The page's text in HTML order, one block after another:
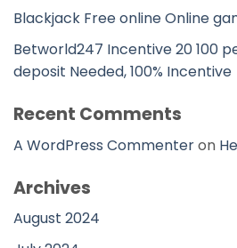
Blackjack Free online Online
Betworld247 Incentive 20 100
deposit Needed, 100% Incentive
Recent Comments
A WordPress Commenteron
Archives
August 2024